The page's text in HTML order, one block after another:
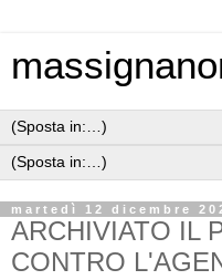
martedì 12 dicembre
ARCHIVIATO IL
CONTRO